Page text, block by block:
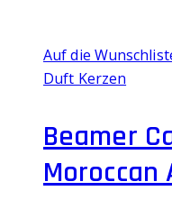
Auf die
Duft Kerzen
Beamer
Moroccan